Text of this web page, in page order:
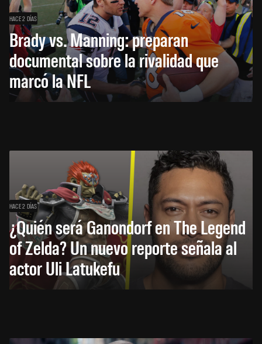
HACE 2 DÍAS
Brady vs. Manning: preparan
documental sobre la rivalidad que
marcó la NFL
HACE 2 DÍAS
¿Quién será Ganondorf en The Legend
of Zelda? Un nuevo reporte señala al
actor Uli Latukefu